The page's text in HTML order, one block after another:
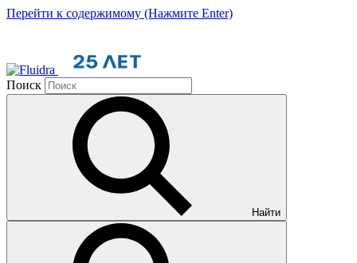
Перейти к содержимому (Нажмите Enter)
Поиск
Найти